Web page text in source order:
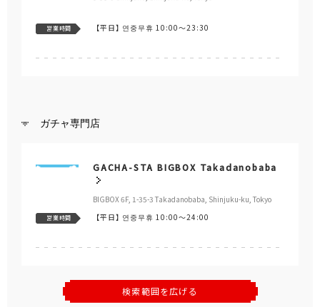
営業時間 【平日】 연중무휴 10:00～23:30
ガチャ専門店
GACHA-STA BIGBOX Takadanobaba
BIGBOX 6F, 1-35-3 Takadanobaba, Shinjuku-ku, Tokyo
営業時間 【平日】 연중무휴 10:00～24:00
検索範囲を広げる